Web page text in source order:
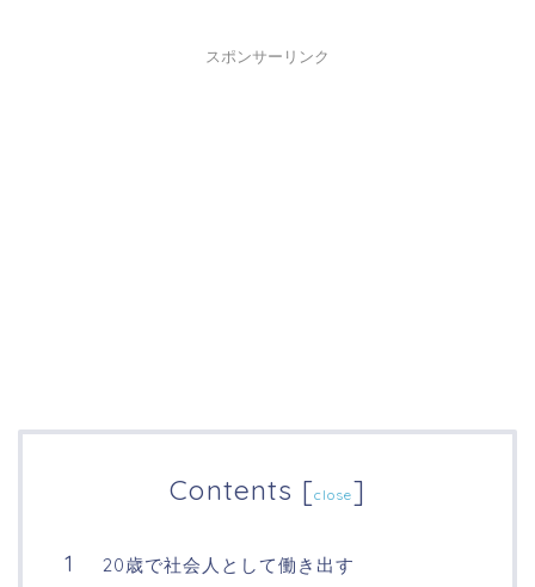
スポンサーリンク
Contents [close]
20歳で社会人として働き出す